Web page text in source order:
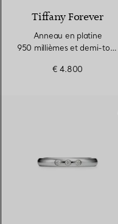
Tiffany Forever
Anneau en platine
950 millièmes et demi-tour
€ 4.800